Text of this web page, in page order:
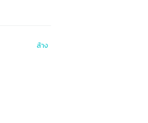
ล้าง